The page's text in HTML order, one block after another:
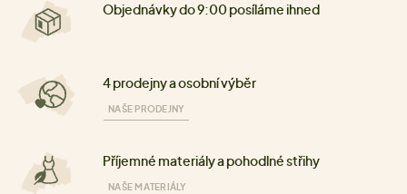
Objednávky do 9:00 posíláme ihned
4 prodejny a osobní výběr
NAŠE PRODEJNY
Příjemné materiály a pohodlné střihy
NAŠE MATERIÁLY